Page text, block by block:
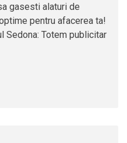
gasesti alaturi de
pentru afacerea ta!
Sedona: Totem publicitar